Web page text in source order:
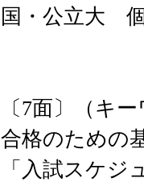
国・公立大
〔 7面 〕
（キ
合格のための
「入試スケジ